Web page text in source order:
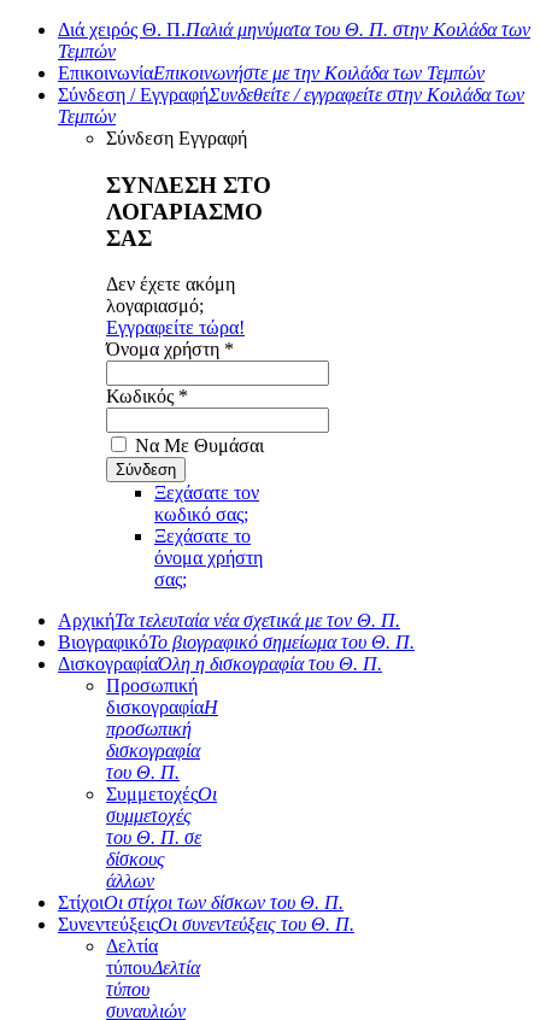
Διά χειρός Θ. Π.Παλιά μηνύματα του Θ. Π. στην Κοιλάδα των
Τεμπών
ΕπικοινωνίαΕπικοινωνήστε με την Κοιλάδα των Τεμπών
Σύνδεση / ΕγγραφήΣυνδεθείτε / εγγραφείτε στην Κοιλάδα των
Τεμπών
Σύνδεση Εγγραφή
ΣΥΝΔΕΣΗ ΣΤΟ
ΛΟΓΑΡΙΑΣΜΟ
ΣΑΣ
Δεν έχετε ακόμη
λογαριασμό;
Εγγραφείτε τώρα!
Όνομα χρήστη *
Κωδικός *
Να Με Θυμάσαι
Ξεχάσατε τον
κωδικό σας;
Ξεχάσατε το
όνομα χρήστη
σας;
ΑρχικήΤα τελευταία νέα σχετικά με τον Θ. Π.
ΒιογραφικόΤο βιογραφικό σημείωμα του Θ. Π.
ΔισκογραφίαΌλη η δισκογραφία του Θ. Π.
Προσωπική
δισκογραφίαΗ
προσωπική
δισκογραφία
του Θ. Π.
ΣυμμετοχέςΟι
συμμετοχές
του Θ. Π. σε
δίσκους
άλλων
ΣτίχοιΟι στίχοι των δίσκων του Θ. Π.
ΣυνεντεύξειςΟι συνεντεύξεις του Θ. Π.
Δελτία
τύπουΔελτία
τύπου
συναυλιών